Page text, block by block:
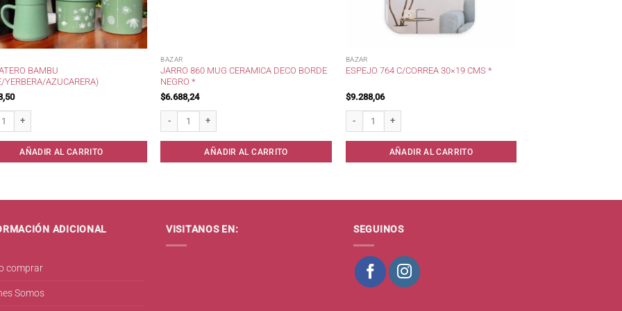
BAMBU
YERBERA/AZUCARERA)
AÑADIR AL CARRITO
BAZAR
JARRO 860 MUG CERAMICA DECO BORDE
NEGRO *
$6.688,24
AÑADIR AL CARRITO
BAZAR
ESPEJO 764 C/CORREA 30×19 CMS *
$9.288,06
AÑADIR AL CARRITO
ADICIONAL
comprar
Somos
VISITANOS EN: SEGUINOS